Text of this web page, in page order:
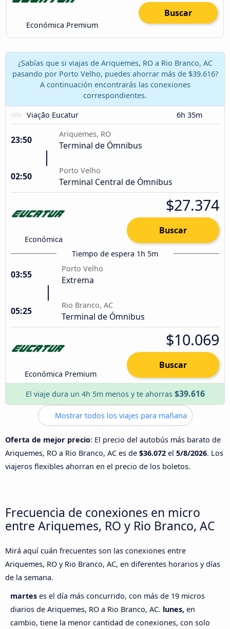
Económica Premium
Buscar
¿Sabías que si viajas de Ariquemes, RO a Rio Branco, AC
pasando por Porto Velho, puedes ahorrar más de $39.616?
A continuación encontrarás las conexiones
correspondientes.
Viação Eucatur
6h 35m
23:50
Ariquemes, RO
Terminal de Ómnibus
02:50
Porto Velho
Terminal Central de Ómnibus
Económica
$27.374
Buscar
Tiempo de espera 1h 5m
03:55
Porto Velho
Extrema
05:25
Rio Branco, AC
Terminal de Ómnibus
Económica Premium
$10.069
Buscar
El viaje dura un 4h 5m menos y te ahorras $39.616
Mostrar todos los viajes para mañana
Oferta de mejor precio: El precio del autobús más barato de
Ariquemes, RO a Rio Branco, AC es de $36.072 el 5/8/2026. Los
viajeros flexibles ahorran en el precio de los boletos.
Frecuencia de conexiones en micro
entre Ariquemes, RO y Rio Branco, AC
Mirá aquí cuán frecuentes son las conexiones entre
Ariquemes, RO y Rio Branco, AC, en diferentes horarios y días
de la semana.
martes es el día más concurrido, con más de 19 micros
diarios de Ariquemes, RO a Rio Branco, AC. lunes, en
cambio, tiene la menor cantidad de conexiones, con solo